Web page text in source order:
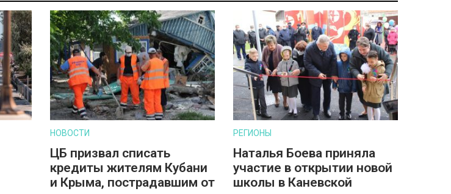
НОВОСТИ
ЦБ призвал списать
кредиты жителям Кубани
и Крыма, пострадавшим от
РЕГИОНЫ
Наталья Боева приняла
участие в открытии новой
школы в Каневской